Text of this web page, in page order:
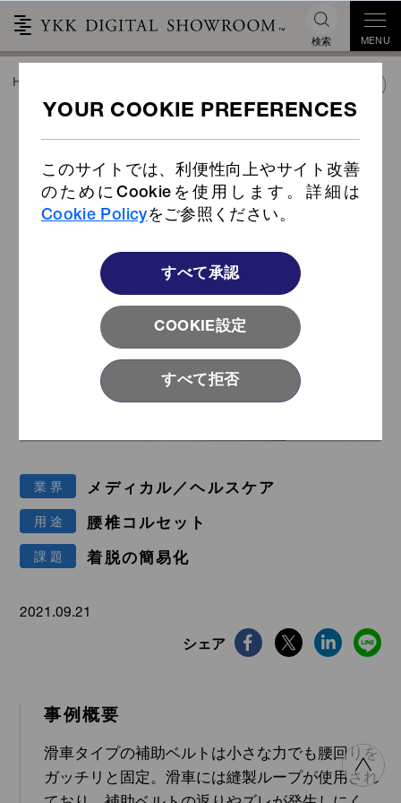
このサイトでは、利便性向上やサイト改善
のためにCookieを使用します。詳細は
Cookie Policyをご参照ください。
COOKIE設定
すべて承認
すべて拒否
検索 MENU
産業資材
業界別で探す
インテリア
建築／土木 災害対策
カタログ
今すぐダウンロード
メディカル／ヘルスケア
高いホールド力で快適な着け心地
を実現
業界 メディカル／ヘルスケア
用途 腰椎コルセット
課題 着脱の簡易化
2021.09.21
シェア
事例概要
滑車タイプの補助ベルトは小さな力でも腰回りを
ガッチリと固定。滑車には縫製ループが使用され
HOME ファスニング商品活用事例